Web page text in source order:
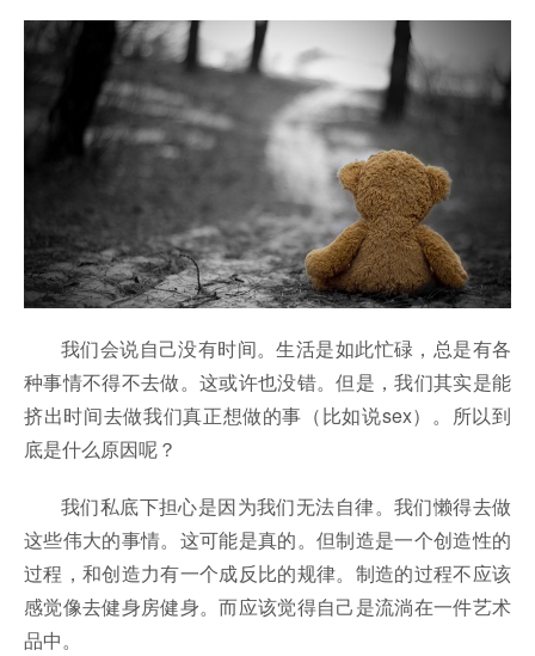
我们会说自己没有时间。生活是如此忙碌，总是有各
种事情不得不去做。这或许也没错。但是，我们其实是能
挤出时间去做我们真正想做的事（比如说sex）。所以到
底是什么原因呢？
我们私底下担心是因为我们无法自律。我们懒得去做
这些伟大的事情。这可能是真的。但制造是一个创造性的
过程，和创造力有一个成反比的规律。制造的过程不应该
感觉像去健身房健身。而应该觉得自己是流淌在一件艺术
品中。